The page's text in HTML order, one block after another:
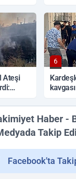
Ateşi
6
Haber -
Takip
Facebook'ta